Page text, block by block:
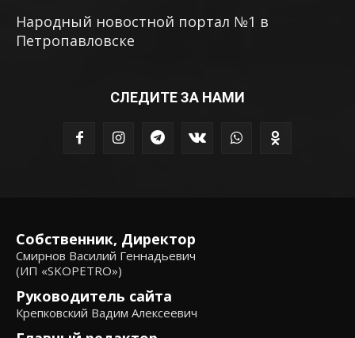
Народный новостной портал №1 в
Петропавловске
СЛЕДИТЕ ЗА НАМИ
Собственник, Директор
Смирнов Василий Геннадьевич
(ИП «SKOPETRO»)
Руководитель сайта
Крепковский Вадим Алексеевич